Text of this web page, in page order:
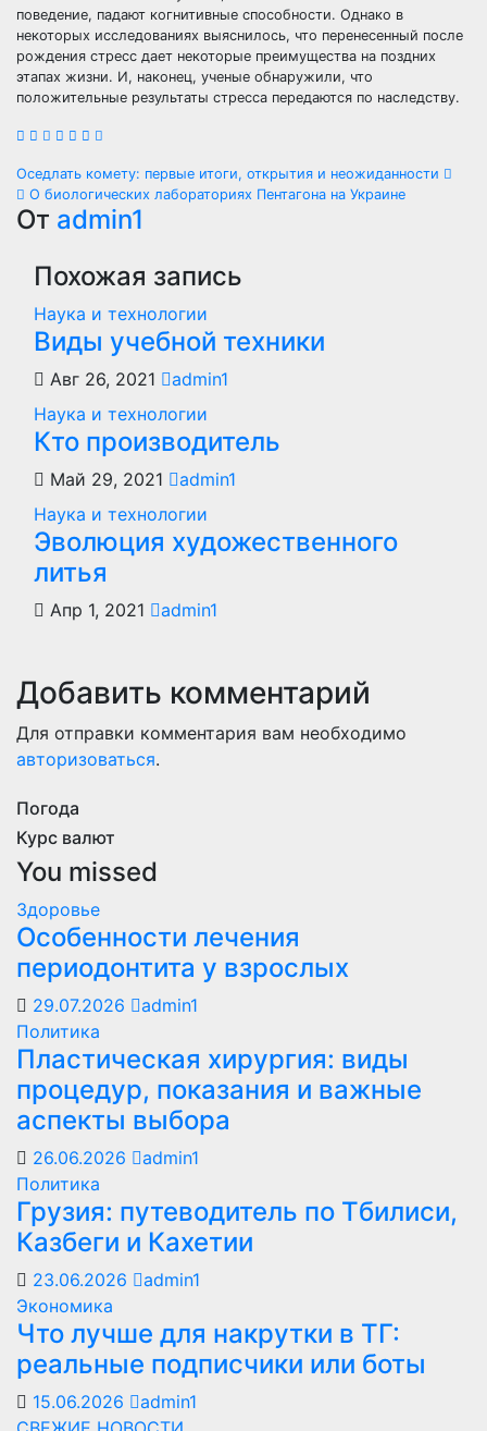
поведение, падают когнитивные способности. Однако в
некоторых исследованиях выяснилось, что перенесенный после
рождения стресс дает некоторые преимущества на поздних
этапах жизни. И, наконец, ученые обнаружили, что
положительные результаты стресса передаются по наследству.
Навигация
по
записям
Оседлать комету: первые итоги, открытия и неожиданности
О биологических лабораториях Пентагона на Украине
От admin1
Похожая запись
Наука и технологии
Виды учебной техники
Авг 26, 2021
admin1
Наука и технологии
Кто производитель
Май 29, 2021
admin1
Наука и технологии
Эволюция художественного
литья
Апр 1, 2021 admin1
Добавить комментарий
Для отправки комментария вам необходимо
авторизоваться.
Погода
Курс валют
You missed
Здоровье
Особенности лечения
периодонтита у взрослых
29.07.2026
admin1
Политика
Пластическая хирургия: виды
процедур, показания и важные
аспекты выбора
26.06.2026
admin1
Политика
Грузия: путеводитель по Тбилиси,
Казбеги и Кахетии
23.06.2026
admin1
Экономика
Что лучше для накрутки в ТГ:
реальные подписчики или боты
15.06.2026
admin1